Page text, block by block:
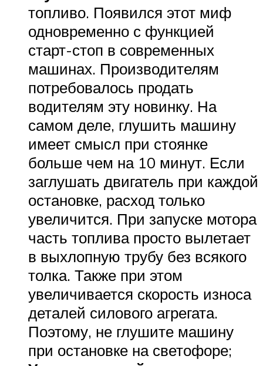
топливо. Появился этот миф
одновременно с функцией
старт-стоп в современных
машинах. Производителям
потребовалось продать
водителям эту новинку. На
самом деле, глушить машину
имеет смысл при стоянке
больше чем на 10 минут. Если
заглушать двигатель при каждой
остановке, расход только
увеличится. При запуске мотора
часть топлива просто вылетает
в выхлопную трубу без всякого
толка. Также при этом
увеличивается скорость износа
деталей силового агрегата.
Поэтому, не глушите машину
при остановке на светофоре;